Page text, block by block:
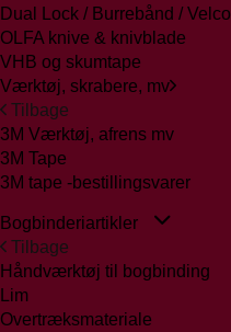
Dual Lock / Burrebånd / Velco
OLFA knive & knivblade
VHB og skumtape
Værktøj, skrabere, mv
Tilbage
3M Værktøj, afrens mv
3M Tape
3M tape -bestillingsvarer
Bogbinderiartikler
Tilbage
Håndværktøj til bogbinding
Lim
Overtræksmateriale